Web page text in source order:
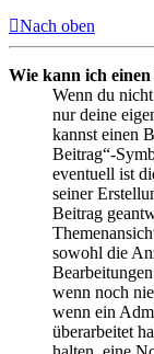
Nach oben
Wie kann ich
Wenn du
nur deine
kannst einen
Beitrag“-
eventuell ist
seiner
Beitrag
sowohl die
wenn noch
wenn ein
überarbeitet